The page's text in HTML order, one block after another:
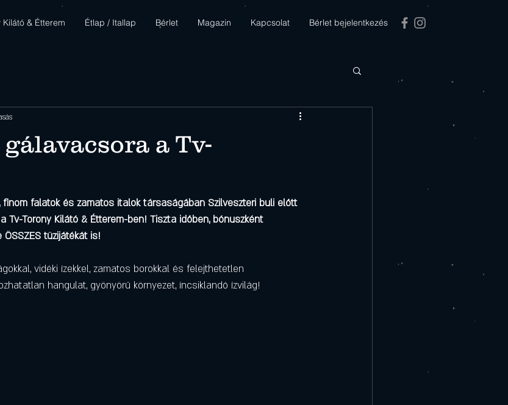
Kilátó & Étterem Étlap / Itallap Bérlet Magazin Kapcsolat Bérlet bejelentkezés
a Tv-
finom falatok és zamatos italok társaságában Szilveszteri buli előtt
Tv-Torony Kilátó & Étterem-ben! Tiszta időben, bónuszként
tüzijátékát is!
vidéki ízekkel, zamatos borokkal és felejthetetlen
hangulat, gyönyörű környezet, íncsiklandó ízvilág!